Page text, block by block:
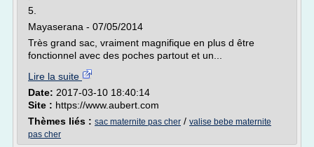
5.
Mayaserana - 07/05/2014
Très grand sac, vraiment magnifique en plus d être
fonctionnel avec des poches partout et un...
Lire la suite
Date: 2017-03-10 18:40:14
Site : https://www.aubert.com
Thèmes liés : sac maternite pas cher / valise bebe maternite
pas cher